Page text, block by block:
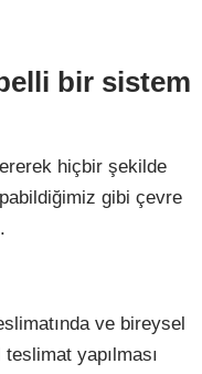
bir sistem
hiçbir şekilde
gibi çevre
ve bireysel
yapılması